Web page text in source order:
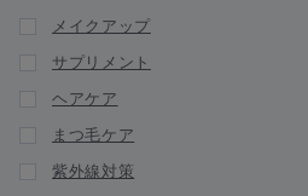
新商品が入荷されました
NEW BRAND
DERMAFIRM RX（ダーマファーム
RX）
DRX（ディーアールエックス）
メイクアップ
サプリメント
ヘアケア
まつ毛ケア
紫外線対策